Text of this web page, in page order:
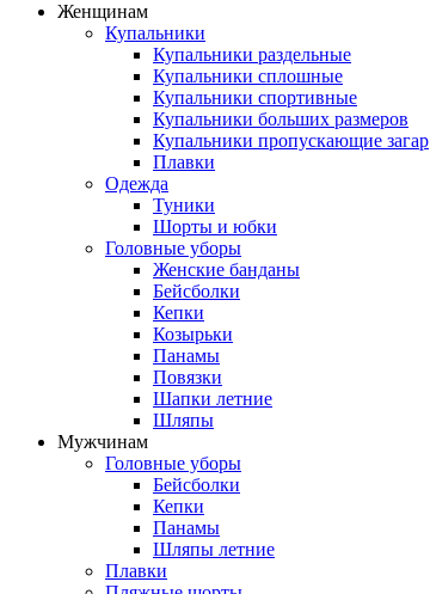
Женщинам
Купальники
Купальники раздельные
Купальники сплошные
Купальники спортивные
Купальники больших размеров
Купальники пропускающие загар
Плавки
Одежда
Туники
Шорты и юбки
Головные уборы
Женские банданы
Бейсболки
Кепки
Козырьки
Панамы
Повязки
Шапки летние
Шляпы
Мужчинам
Головные уборы
Бейсболки
Кепки
Панамы
Шляпы летние
Плавки